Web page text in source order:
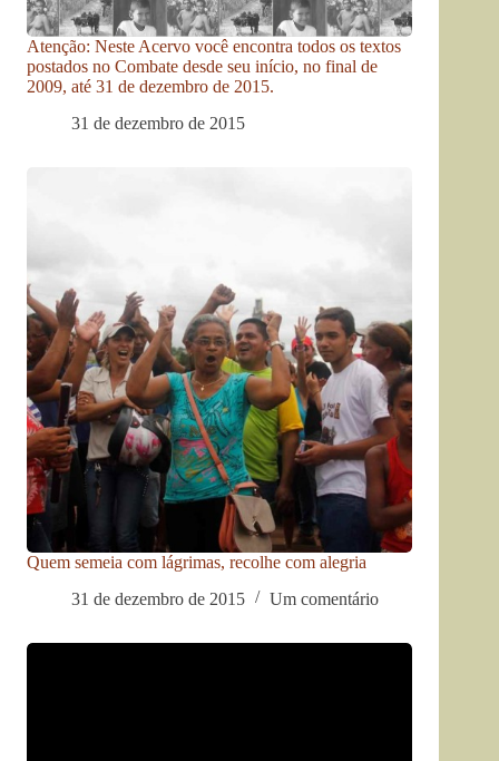
Atenção: Neste Acervo você encontra todos os textos
postados no Combate desde seu início, no final de
2009, até 31 de dezembro de 2015.
31 de dezembro de 2015
Quem semeia com lágrimas, recolhe com alegria
31 de dezembro de 2015
Um comentário